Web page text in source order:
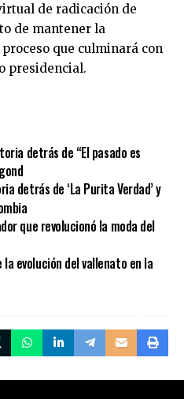
de radicación de
de mantener la
que culminará con
presidencial.
detrás de “El pasado es
detrás de ‘La Purita Verdad’ y
que revolucionó la moda del
evolución del vallenato en la